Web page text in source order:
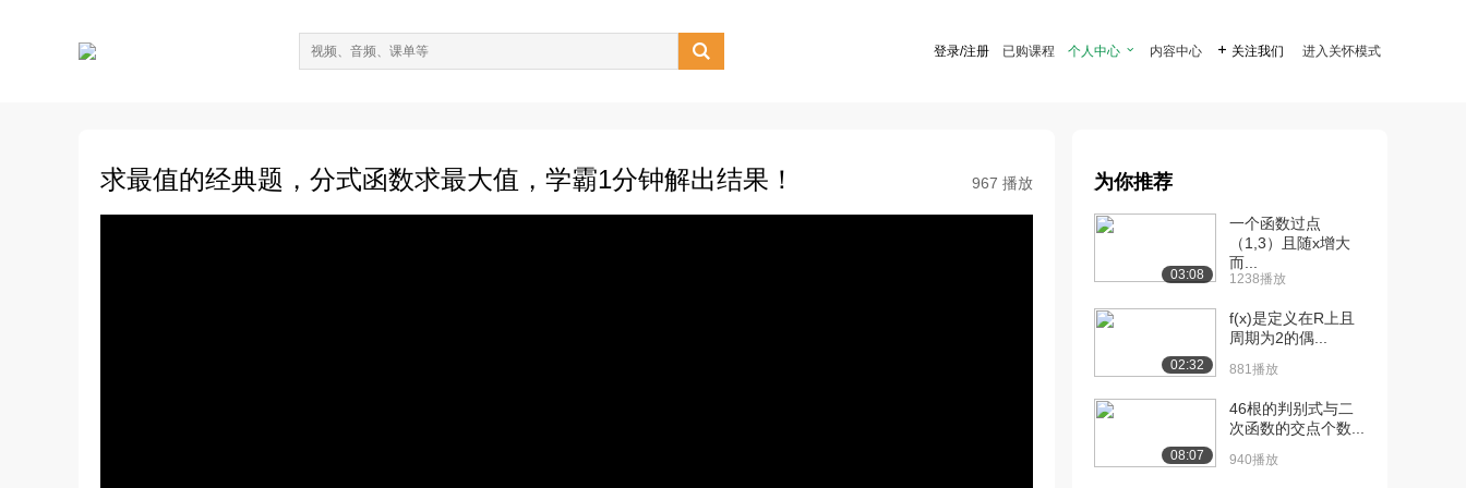
 登录/注册 已购课程 个人中心  内容中心  关注我们 进入关怀模式
求最值的经典题，分式函数求最大值，学霸1分钟解出结果！ 967 播放 为你推荐
03:08
一个函数过点
（1,3）且随x增大
而...
1238播放
02:32
f(x)是定义在R上且
周期为2的偶...
881播放
08:07
46根的判别式与二
次函数的交点个数...
940播放